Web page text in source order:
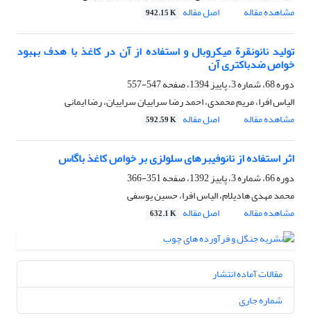
مشاهده مقاله
اصل مقاله 942.15 K
تولید نانونقرة میکروبال و استفاده از آن در کاغذ با هدف بهبود
خواص ضدباکتری آن
دوره 68، شماره 3، پاییز 1394، صفحه
547-557
الیاس افرا، مریم محمدی، احمد رضا سراییان سراییان، رضا ایمانی
مشاهده مقاله
اصل مقاله 592.59 K
اثر استفاده از نانوفیبرهای سلولزی بر خواص کاغذ باگاس
دوره 66، شماره 3، پاییز 1392، صفحه
351-366
محمد مهدی هادیلام، الیاس افرا، حسین یوسفی
مشاهده مقاله
اصل مقاله 632.1 K
مقالات آماده انتشار
شماره جاری